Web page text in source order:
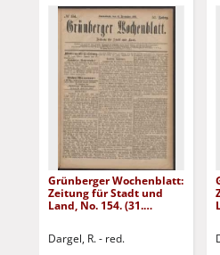
Grünberger Wochenblatt:
Zeitung für Stadt und
Land, No. 154. (31.
Dargel, R. - red.